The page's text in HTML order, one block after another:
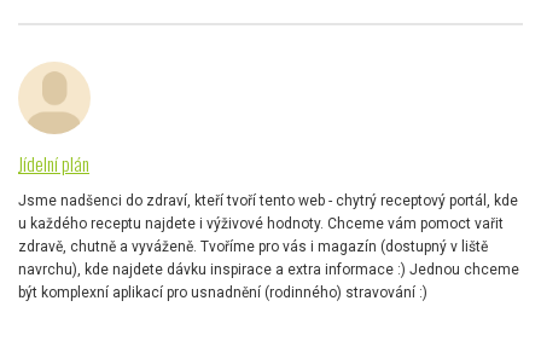
Jídelní plán
Jsme nadšenci do zdraví, kteří tvoří tento web - chytrý receptový portál, kde
u každého receptu najdete i výživové hodnoty. Chceme vám pomoct vařit
zdravě, chutně a vyváženě. Tvoříme pro vás i magazín (dostupný v liště
navrchu), kde najdete dávku inspirace a extra informace :) Jednou chceme
být komplexní aplikací pro usnadnění (rodinného) stravování :)